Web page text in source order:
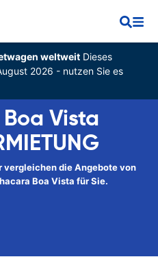
weltweitDieses
2026 - nutzen Sie es
Vista
vergleichen die Angebote von
Boa Vista für Sie.